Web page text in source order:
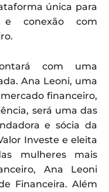
única para
e conexão com
com uma
Ana Leoni, uma
financeiro,
será uma das
e sócia da
Investe e eleita
mulheres mais
Ana Leoni
Financeira. Além